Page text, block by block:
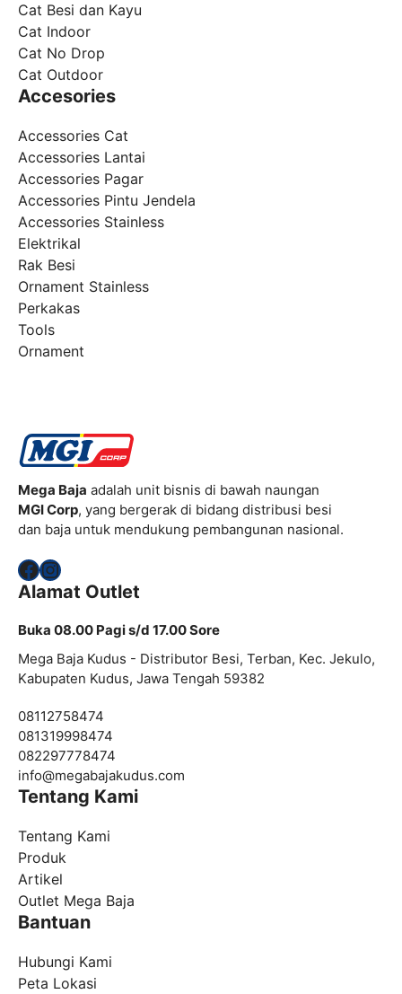
Cat Besi dan Kayu
Cat Indoor
Cat No Drop
Cat Outdoor
Accesories
Accessories Cat
Accessories Lantai
Accessories Pagar
Accessories Pintu Jendela
Accessories Stainless
Elektrikal
Rak Besi
Ornament Stainless
Perkakas
Tools
Ornament
Mega Baja adalah unit bisnis di bawah naungan
MGI Corp, yang bergerak di bidang distribusi besi
dan baja untuk mendukung pembangunan nasional.
Facebook
Instagram
Alamat Outlet
Buka 08.00 Pagi s/d 17.00 Sore
Mega Baja Kudus - Distributor Besi, Terban, Kec. Jekulo,
Kabupaten Kudus, Jawa Tengah 59382
08112758474
081319998474
082297778474
info@megabajakudus.com
Tentang Kami
Tentang Kami
Produk
Artikel
Outlet Mega Baja
Bantuan
Hubungi Kami
Peta Lokasi